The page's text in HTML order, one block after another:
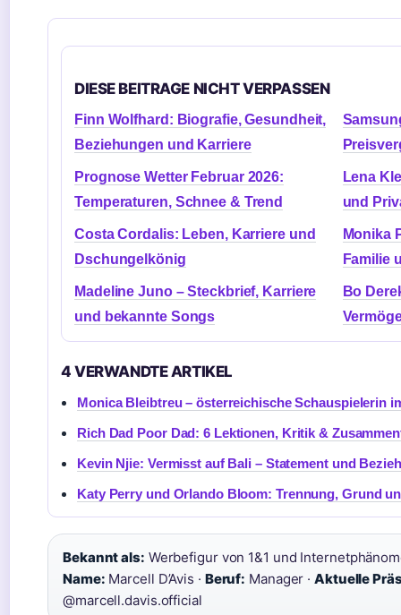
DIESE BEITRAGE NICHT VERPASSEN
Finn Wolfhard: Biografie, Gesundheit,
Beziehungen und Karriere
Prognose Wetter Februar 2026:
Temperaturen, Schnee & Trend
Lena
und
Costa Cordalis: Leben, Karriere und
Dschungelkönig
Monika
Familie
Madeline Juno – Steckbrief, Karriere
und bekannte Songs
Bo
4 VERWANDTE ARTIKEL
Monica Bleibtreu – österreichische Schauspielerin
Rich Dad Poor Dad: 6 Lektionen, Kritik &
Kevin Njie: Vermisst auf Bali – Statement und
Katy Perry und Orlando Bloom: Trennung, Grund
Bekannt als: Werbefigur von 1&1 und
Name: Marcell D’Avis · Beruf: Manager ·Aktuelle
@marcell.davis.official